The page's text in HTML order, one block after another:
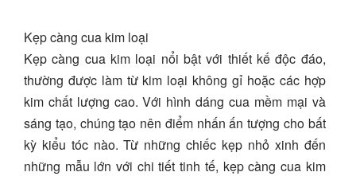
Kẹp càng cua kim loại
Kẹp càng cua kim loại nổi bật với thiết kế độc đáo,
thường được làm từ kim loại không gỉ hoặc các hợp
kim chất lượng cao. Với hình dáng cua mềm mại và
sáng tạo, chúng tạo nên điểm nhấn ấn tượng cho bất
kỳ kiểu tóc nào. Từ những chiếc kẹp nhỏ xinh đến
những mẫu lớn với chi tiết tinh tế, kẹp càng cua kim